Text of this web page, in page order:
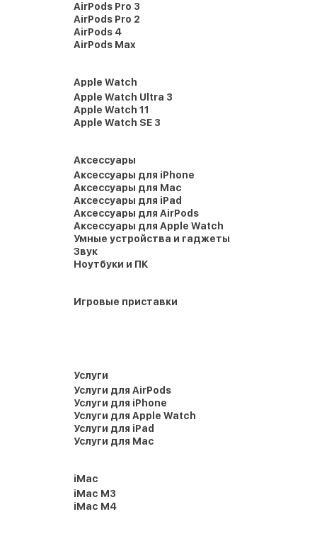
AirPods Pro 3
AirPods Pro 2
AirPods 4
AirPods Max
Apple Watch
Apple Watch Ultra 3
Apple Watch 11
Apple Watch SE 3
Аксессуары
Аксессуары для iPhone
Аксессуары для Mac
Аксессуары для iPad
Аксессуары для AirPods
Аксессуары для Apple Watch
Умные устройства и гаджеты
Звук
Ноутбуки и ПК
Игровые приставки
Услуги
Услуги для AirPods
Услуги для iPhone
Услуги для Apple Watch
Услуги для iPad
Услуги для Mac
iMac
iMac M3
iMac M4